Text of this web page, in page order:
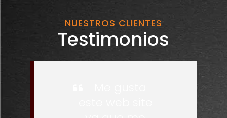
NUESTROS CLIENTES
Testimonios